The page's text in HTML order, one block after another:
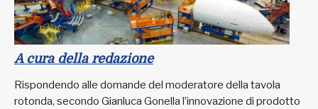
A cura della redazione
Rispondendo alle domande del moderatore della tavola
rotonda, secondo Gianluca Gonella l’innovazione di prodotto